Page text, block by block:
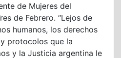
de Mujeres del
de Febrero. “Lejos de
humanos, los derechos
protocolos que la
y la Justicia argentina le